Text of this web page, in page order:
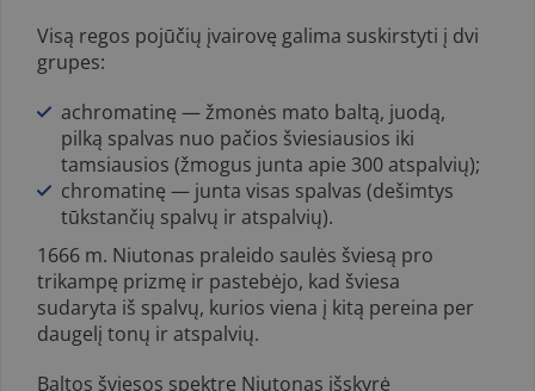
Visą regos pojūčių įvairovę galima suskirstyti į dvi
grupes:
achromatinę — žmonės mato baltą, juodą,
pilką spalvas nuo pačios šviesiau­sios iki
tamsiausios (žmogus junta apie 300 atspalvių);
chromatinę — junta visas spalvas (dešimtys
tūkstančių spalvų ir atspalvių).
1666 m. Niutonas praleido saulės šviesą pro
trikampę prizmę ir paste­bėjo, kad šviesa
sudaryta iš spalvų, kurios viena į kitą pereina per
dauge­lį tonų ir atspalvių.
Baltos šviesos spektre Niutonas išskyrė